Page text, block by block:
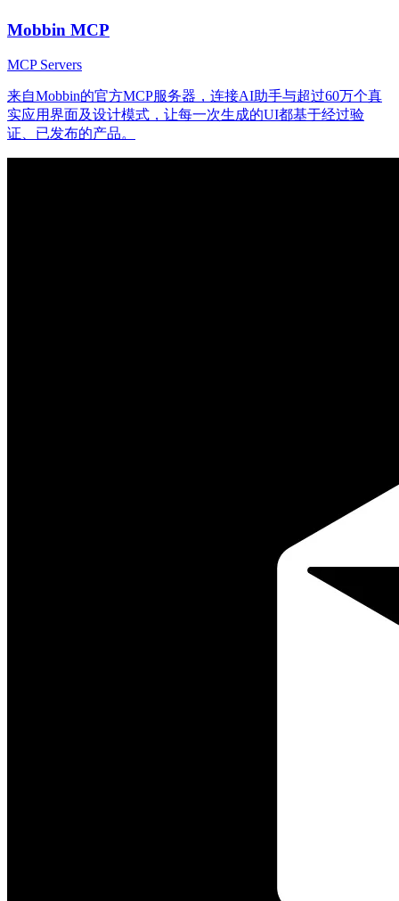
Mobbin MCP
MCP Servers
来自Mobbin的官方MCP服务器，连接AI助手与超过60万个真
实应用界面及设计模式，让每一次生成的UI都基于经过验
证、已发布的产品。